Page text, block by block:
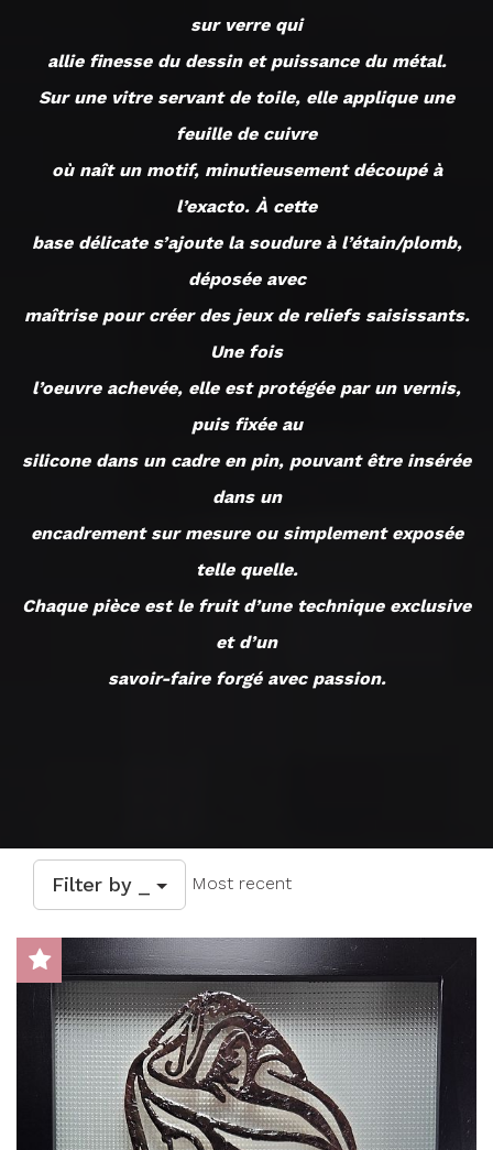
sur verre qui
allie finesse du dessin et puissance du métal.
Sur une vitre servant de toile, elle applique une
feuille de cuivre
où naît un motif, minutieusement découpé à
l’exacto. À cette
base délicate s’ajoute la soudure à l’étain/plomb,
déposée avec
maîtrise pour créer des jeux de reliefs saisissants.
Une fois
l’oeuvre achevée, elle est protégée par un vernis,
puis fixée au
silicone dans un cadre en pin, pouvant être insérée
dans un
encadrement sur mesure ou simplement exposée
telle quelle.
Chaque pièce est le fruit d’une technique exclusive
et d’un
savoir-faire forgé avec passion.
Filter by _ Most recent